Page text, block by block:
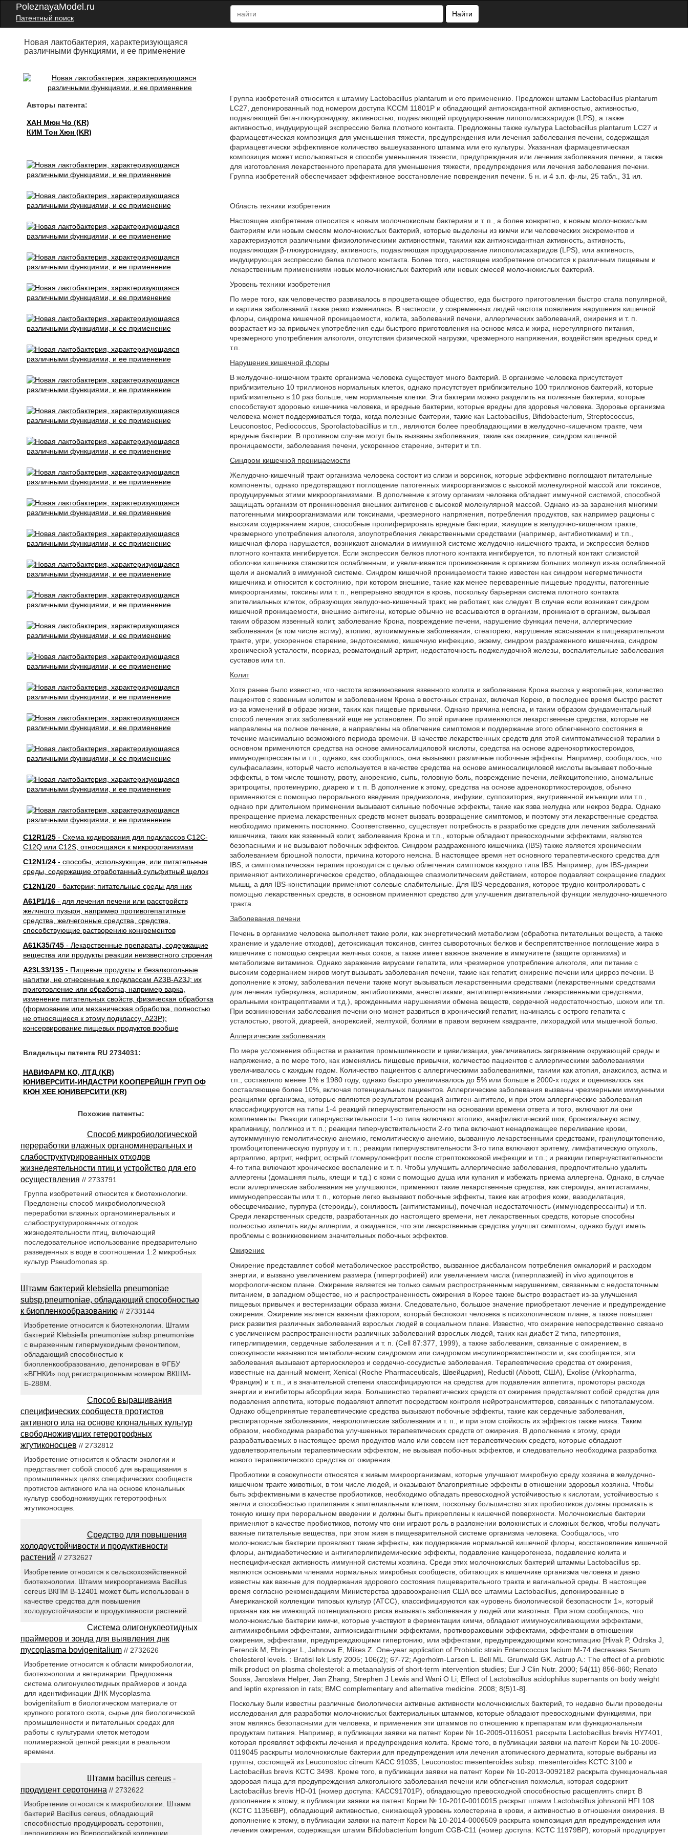
PoleznayaModel.ru
Патентный поиск
Найти
Новая лактобактерия, характеризующаяся
различными функциями, и ее применение
Авторы патента:
ХАН Мюн Чо (KR)
КИМ Тон Хюн (KR)
C12R1/25- Схема кодирования для подклассов C12C-
C12Q или C12S, относящаяся к микроорганизмам
C12N1/24- способы, использующие, или питательные
среды, содержащие отработанный сульфитный щелок
C12N1/20- бактерии; питательные среды для них
A61P1/16- для лечения печени или расстройств
желчного пузыря, например противогепатитные
средства, желчегонные средства, средства,
способствующие растворению конкрементов
A61K35/745- Лекарственные препараты, содержащие
вещества или продукты реакции неизвестного строения
A23L33/135- Пищевые продукты и безалкогольные
напитки, не отнесенные к подклассам A23B-A23J; их
приготовление или обработка, например варка,
изменение питательных свойств, физическая обработка
(формование или механическая обработка, полностью
не относящиеся к этому подклассу, A23P);
консервирование пищевых продуктов вообще
Владельцы патента RU 2734031:
НАВИФАРМ КО, ЛТД (KR)
ЮНИВЕРСИТИ-ИНДАСТРИ КООПЕРЕЙШН ГРУП ОФ
КЮН ХЕЕ ЮНИВЕРСИТИ (KR)
Группа изобретений относится к штамму Lactobacillus plantarum и его применению. Предложен штамм Lactobacillus plantarum
LC27, депонированный под номером доступа KCCM 11801P и обладающий антиоксидантной активностью, активностью,
подавляющей бета-глюкуронидазу, активностью, подавляющей продуцирование липополисахаридов (LPS), а также
активностью, индуцирующей экспрессию белка плотного контакта. Предложены также культура Lactobacillus plantarum LC27 и
фармацевтическая композиция для уменьшения тяжести, предупреждения или лечения заболевания печени, содержащая
фармацевтически эффективное количество вышеуказанного штамма или его культуры. Указанная фармацевтическая
композиция может использоваться в способе уменьшения тяжести, предупреждения или лечения заболевания печени, а также
для изготовления лекарственного препарата для уменьшения тяжести, предупреждения или лечения заболевания печени.
Группа изобретений обеспечивает эффективное восстановление повреждения печени. 5 н. и 4 з.п. ф-лы, 25 табл., 31 ил.
Область техники изобретения
Настоящее изобретение относится к новым молочнокислым бактериям и т. п., а более конкретно, к новым молочнокислым
бактериям или новым смесям молочнокислых бактерий, которые выделены из кимчи или человеческих экскрементов и
характеризуются различными физиологическими активностями, такими как антиоксидантная активность, активность,
подавляющая β-глюкуронидазу, активность, подавляющая продуцирование липополисахаридов (LPS), или активность,
индуцирующая экспрессию белка плотного контакта. Более того, настоящее изобретение относится к различным пищевым и
лекарственным применениям новых молочнокислых бактерий или новых смесей молочнокислых бактерий.
Уровень техники изобретения
По мере того, как человечество развивалось в процветающее общество, еда быстрого приготовления быстро стала популярной,
и картина заболеваний также резко изменилась. В частности, у современных людей частота появления нарушения кишечной
флоры, синдрома кишечной проницаемости, колита, заболеваний печени, аллергических заболеваний, ожирения и т. п.
возрастает из-за привычек употребления еды быстрого приготовления на основе мяса и жира, нерегулярного питания,
чрезмерного употребления алкоголя, отсутствия физической нагрузки, чрезмерного напряжения, воздействия вредных сред и
т.п.
Нарушение кишечной флоры
В желудочно-кишечном тракте организма человека существует много бактерий. В организме человека присутствует
приблизительно 10 триллионов нормальных клеток, однако присутствует приблизительно 100 триллионов бактерий, которые
приблизительно в 10 раз больше, чем нормальные клетки. Эти бактерии можно разделить на полезные бактерии, которые
способствуют здоровью кишечника человека, и вредные бактерии, которые вредны для здоровья человека. Здоровье организма
человека может поддерживаться тогда, когда полезные бактерии, такие как Lactobacillus, Bifidobacterium, Streptococcus,
Leuconostoc, Pediococcus, Sporolactobacillius и т.п., являются более преобладающими в желудочно-кишечном тракте, чем
вредные бактерии. В противном случае могут быть вызваны заболевания, такие как ожирение, синдром кишечной
проницаемости, заболевания печени, ускоренное старение, энтерит и т.п.
Синдром кишечной проницаемости
Желудочно-кишечный тракт организма человека состоит из слизи и ворсинок, которые эффективно поглощают питательные
компоненты, однако предотвращают поглощение патогенных микроорганизмов с высокой молекулярной массой или токсинов,
продуцируемых этими микроорганизмами. В дополнение к этому организм человека обладает иммунной системой, способной
защищать организм от проникновения внешних антигенов с высокой молекулярной массой. Однако из-за заражения многими
патогенными микроорганизмами или токсинами, чрезмерного напряжения, потребления продуктов, как например рационы с
высоким содержанием жиров, способные пролиферировать вредные бактерии, живущие в желудочно-кишечном тракте,
чрезмерного употребления алкоголя, злоупотребления лекарственными средствами (например, антибиотиками) и т.п.,
кишечная флора нарушается, возникают аномалии в иммунной системе желудочно-кишечного тракта, и экспрессия белков
плотного контакта ингибируется. Если экспрессия белков плотного контакта ингибируется, то плотный контакт слизистой
оболочки кишечника становится ослабленным, и увеличивается проникновение в организм больших молекул из-за ослабленной
щели и аномалий в иммунной системе. Синдром кишечной проницаемости также известен как синдром негерметичности
кишечника и относится к состоянию, при котором внешние, такие как менее переваренные пищевые продукты, патогенные
микроорганизмы, токсины или т. п., непрерывно вводятся в кровь, поскольку барьерная система плотного контакта
эпителиальных клеток, образующих желудочно-кишечный тракт, не работает, как следует. В случае если возникает синдром
кишечной проницаемости, внешние антигены, которые обычно не всасываются в организм, проникают в организм, вызывая
таким образом язвенный колит, заболевание Крона, повреждение печени, нарушение функции печени, аллергические
заболевания (в том числе астму), атопию, аутоиммунные заболевания, стеаторею, нарушение всасывания в пищеварительном
тракте, угри, ускоренное старение, эндотоксемию, кишечную инфекцию, экзему, синдром раздраженного кишечника, синдром
хронической усталости, псориаз, ревматоидный артрит, недостаточность поджелудочной железы, воспалительные заболевания
суставов или т.п.
Колит
Хотя ранее было известно, что частота возникновения язвенного колита и заболевания Крона высока у европейцев, количество
пациентов с язвенным колитом и заболеванием Крона в восточных странах, включая Корею, в последнее время быстро растет
из-за изменений в образе жизни, таких как пищевые привычки. Однако причина неясна, и таким образом фундаментальный
способ лечения этих заболеваний еще не установлен. По этой причине применяются лекарственные средства, которые не
направлены на полное лечение, а направлены на облегчение симптомов и поддержание этого облегченного состояния в
течение максимально возможного периода времени. В качестве лекарственных средств для этой симптоматической терапии в
основном применяются средства на основе аминосалициловой кислоты, средства на основе адренокортикостероидов,
иммунодепрессанты и т.п.; однако, как сообщалось, они вызывают различные побочные эффекты. Например, сообщалось, что
сульфасалазин, который часто используется в качестве средства на основе аминосалициловой кислоты вызывает побочные
эффекты, в том числе тошноту, рвоту, анорексию, сыпь, головную боль, повреждение печени, лейкоцитопению, аномальные
эритроциты, протеинурию, диарею и т. п. В дополнение к этому, средства на основе адренокортикостероидов, обычно
применяются с помощью перорального введения преднизолона, инфузии, суппозитория, внутривенной инъекции или т.п.,
однако при длительном применении вызывают сильные побочные эффекты, такие как язва желудка или некроз бедра. Однако
прекращение приема лекарственных средств может вызвать возвращение симптомов, и поэтому эти лекарственные средства
необходимо применять постоянно. Соответственно, существует потребность в разработке средств для лечения заболеваний
кишечника, таких как язвенный колит, заболевания Крона и т.п., которые обладают превосходными эффектами, являются
безопасными и не вызывают побочных эффектов. Синдром раздраженного кишечника (IBS) также является хроническим
заболеванием брюшной полости, причина которого неясна. В настоящее время нет основного терапевтического средства для
IBS, и симптоматическая терапия проводится с целью облегчения симптомов каждого типа IBS. Например, для IBS-диареи
применяют антихолинергическое средство, обладающее спазмолитическим действием, которое подавляет сокращение гладких
мышц, а для IBS-констипации применяют солевые слабительные. Для IBS-чередования, которое трудно контролировать с
помощью лекарственных средств, в основном применяют средство для улучшения двигательной функции желудочно-кишечного
тракта.
Заболевания печени
Печень в организме человека выполняет такие роли, как энергетический метаболизм (обработка питательных веществ, а также
хранение и удаление отходов), детоксикация токсинов, синтез сывороточных белков и беспрепятственное поглощение жира в
кишечнике с помощью секреции желчных соков, а также имеет важное значение в иммунитете (защите организма) и
метаболизме витаминов. Однако заражение вирусами гепатита, или чрезмерное употребление алкоголя, или питание с
высоким содержанием жиров могут вызывать заболевания печени, такие как гепатит, ожирение печени или цирроз печени. В
дополнение к этому, заболевания печени также могут вызываться лекарственными средствами (лекарственными средствами
для лечения туберкулеза, аспирином, антибиотиками, анестетиками, антигипертензивными лекарственными средствами,
оральными контрацептивами и т.д.), врожденными нарушениями обмена веществ, сердечной недостаточностью, шоком или т.п.
При возникновении заболевания печени оно может развиться в хронический гепатит, начинаясь с острого гепатита с
усталостью, рвотой, диареей, анорексией, желтухой, болями в правом верхнем квадранте, лихорадкой или мышечной болью.
Аллергические заболевания
По мере усложнения общества и развития промышленности и цивилизации, увеличивались загрязнение окружающей среды и
напряжение, а по мере того, как изменялись пищевые привычки, количество пациентов с аллергическими заболеваниями
увеличивалось с каждым годом. Количество пациентов с аллергическими заболеваниями, такими как атопия, анаксилоз, астма и
т.п., составляло менее 1% в 1980 году, однако быстро увеличивалось до 5% или больше в 2000-х годах и оценивалось как
составляющее более 10%, включая потенциальных пациентов. Аллергические заболевания вызваны чрезмерными иммунными
реакциями организма, которые являются результатом реакций антиген-антитело, и при этом аллергические заболевания
классифицируются на типы 1-4 реакций гиперчувствительности на основании времени ответа и того, включают ли они
комплементы. Реакции гиперчувствительности 1-го типа включают атопию, анафилактический шок, бронхиальную астму,
крапивницу, поллиноз и т. п.; реакции гиперчувствительности 2-го типа включают ненадлежащее переливание крови,
аутоиммунную гемолитическую анемию, гемолитическую анемию, вызванную лекарственными средствами, гранулоцитопению,
тромбоцитопеническую пурпуру и т. п.; реакции гиперчувствительности 3-го типа включают эритему, лимфатическую опухоль,
артралгию, артрит, нефрит, острый гломерулонефрит после стрептококковой инфекции и т.п.; и реакции гиперчувствительности
4-го типа включают хроническое воспаление и т. п. Чтобы улучшить аллергические заболевания, предпочтительно удалить
аллергены (домашняя пыль, клещи и т.д.) с кожи с помощью душа или купания и избежать приема аллергена. Однако, в случае
если аллергические заболевания не улучшаются, применяют такие лекарственные средства, как стероиды, антигистамины,
иммунодепрессанты или т. п., которые легко вызывают побочные эффекты, такие как атрофия кожи, вазодилатация,
обесцвечивание, пурпура (стероиды), сонливость (антигистамины), почечная недостаточность (иммунодепрессанты) и т.п.
Среди лекарственных средств, разработанных до настоящего времени, нет лекарственных средств, которые способны
полностью излечить виды аллергии, и ожидается, что эти лекарственные средства улучшат симптомы, однако будут иметь
проблемы с возникновением значительных побочных эффектов.
Ожирение
Ожирение представляет собой метаболическое расстройство, вызванное дисбалансом потребления омкалорий и расходом
энергии, и вызвано увеличением размера (гипертрофией) или увеличением числа (гиперплазией) in vivo адипоцитов в
морфологическом плане. Ожирение является не только самым распространенным нарушением, связанным с недостаточным
питанием, в западном обществе, но и распространенность ожирения в Корее также быстро возрастает из-за улучшения
пищевых привычек и вестернизации образа жизни. Следовательно, большое значение приобретают лечение и предупреждение
ожирения. Ожирение является важным фактором, который беспокоит человека в психологическом плане, а также повышает
риск развития различных заболеваний взрослых людей в социальном плане. Известно, что ожирение непосредственно связано
с увеличением распространенности различных заболеваний взрослых людей, таких как диабет 2 типа, гипертония,
гиперлипидемия, сердечные заболевания и т. п. (Cell 87:377, 1999), а также заболевания, связанные с ожирением, в
совокупности называются метаболическим синдромом или синдромом инсулинорезистентности и, как сообщается, эти
заболевания вызывают артериосклероз и сердечно-сосудистые заболевания. Терапевтические средства от ожирения,
известные на данный момент, Xenical (Roche Pharmaceuticals, Швейцария), Reductil (Abbott, США), Exolise (Arkopharma,
Франция) и т. п., и в значительной степени классифицируются на средства для подавления аппетита, промоторы расхода
энергии и ингибиторы абсорбции жира. Большинство терапевтических средств от ожирения представляют собой средства для
подавления аппетита, которые подавляют аппетит посредством контроля нейротрансмиттеров, связанных с гипоталамусом.
Однако общепринятые терапевтические средства вызывают побочные эффекты, такие как сердечные заболевания,
респираторные заболевания, неврологические заболевания и т. п., и при этом стойкость их эффектов также низка. Таким
образом, необходима разработка улучшенных терапевтических средств от ожирения. В дополнение к этому, среди
разрабатываемых в настоящее время продуктов мало или совсем нет терапевтических средств, которые обладают
удовлетворительным терапевтическим эффектом, не вызывая побочных эффектов, и следовательно необходима разработка
нового терапевтического средства от ожирения.
Пробиотики в совокупности относятся к живым микроорганизмам, которые улучшают микробную среду хозяина в желудочно-
кишечном тракте животных, в том числе людей, и оказывают благоприятные эффекты в отношении здоровья хозяина. Чтобы
быть эффективными в качестве пробиотиков, необходимо обладать превосходной устойчивостью к кислотам, устойчивостью к
желчи и способностью прилипания к эпителиальным клеткам, поскольку большинство этих пробиотиков должны проникать в
тонкую кишку при пероральном введении и должны быть прикреплены к кишечной поверхности. Молочнокислые бактерии
применяют в качестве пробиотиков, потому что они играют роль в разложении волокнистых и сложных белков, чтобы получать
важные питательные вещества, при этом живя в пищеварительной системе организма человека. Сообщалось, что
молочнокислые бактерии проявляют такие эффекты, как поддержание нормальной кишечной флоры, восстановление кишечной
флоры, антидиабетические и антигиперлипидемические эффекты, подавление канцерогенеза, подавление колита и
неспецифическая активность иммунной системы хозяина. Среди этих молочнокислых бактерий штаммы Lactobacillus sp.
являются основными членами нормальных микробных сообществ, обитающих в кишечнике организма человека и давно
известны как важные для поддержания здорового состояния пищеварительного тракта и вагинальной среды. В настоящее
время согласно рекомендациям Министерства здравоохранения США все штаммы Lactobacillus, депонированные в
Американской коллекции типовых культур (ATCC), классифицируются как «уровень биологической безопасности 1», который
признан как не имеющий потенциального риска вызывать заболевания у людей или животных. При этом сообщалось, что
молочнокислые бактерии кимчи, которые участвуют в ферментации кимчи, обладают иммуноусиливающими эффектами,
антимикробными эффектами, антиоксидантными эффектами, противораковыми эффектами, эффектами в отношении
ожирения, эффектами, предупреждающими гипертонию, или эффектами, предупреждающими констипацию [Hivak P, Odrska J,
Ferencik M, Ebringer L, Jahnova E, Mikes Z. One-year application of Probiotic strain Enterococcus facium M-74 decreases Serum
cholesterol levels. : Bratisl lek Listy 2005; 106(2); 67-72; Agerholm-Larsen L. Bell ML. Grunwald GK. Astrup A.: The effect of a probiotic
milk product on plasma cholesterol: a metaanalysis of short-term intervention studies; Eur J Clin Nutr. 2000; 54(11) 856-860; Renato
Sousa, Jaroslava Helper, Jian Zhang, Strephen J Lewis and Wani O Li; Effect of Lactobacillus acidophilus supernants on body weight
and leptin expression in rats; BMC complementary and alternative medicine. 2008; 8(5)1-8].
Поскольку были известны различные биологически активные активности молочнокислых бактерий, то недавно были проведены
исследования для разработки молочнокислых бактериальных штаммов, которые обладают превосходными функциями, при
этом являясь безопасными для человека, и применения эти штаммов по отношению к препаратам или функциональным
продуктам питания. Например, в публикации заявки на патент Кореи № 10-2009-0116051 раскрыта Lactobacillus brevis HY7401,
которая проявляет эффекты лечения и предупреждения колита. Кроме того, в публикации заявки на патент Кореи № 10-2006-
0119045 раскрыты молочнокислые бактерии для предупреждения или лечения атопического дерматита, которые выбраны из
группы, состоящей из Leuconostoc citreum KACC 91035, Leuconostoc mesenteroides subsp. mesenteroides KCTC 3100 и
Lactobacillus brevis KCTC 3498. Кроме того, в публикации заявки на патент Кореи № 10-2013-0092182 раскрыта функциональная
здоровая пища для предупреждения алкогольного заболевания печени или облегчения похмелья, которая содержит
Lactobacillus brevis HD-01 (номер доступа: KACC91701P), обладающую превосходной способностью расщеплять спирт. В
дополнение к этому, в публикации заявки на патент Кореи № 10-2010-0010015 раскрыт штамм Lactobacillus johnsonii HFI 108
(KCTC 11356BP), обладающий активностью, снижающей уровень холестерина в крови, и активностью в отношении ожирения. В
дополнение к этому, в публикации заявки на патент Кореи № 10-2014-0006509 раскрыта композиция для предупреждения или
лечения ожирения, содержащая штамм Bifidobacterium longum CGB-C11 (номер доступа: KCTC 11979BP), который продуцирует
Похожие патенты:
Способ микробиологической
переработки влажных органоминеральных и
слабоструктурированных отходов
жизнедеятельности птиц и устройство для его
осуществления // 2733791
Группа изобретений относится к биотехнологии.
Предложены способ микробиологической
переработки влажных органоминеральных и
слабоструктурированных отходов
жизнедеятельности птиц, включающий
последовательное использование предварительно
разведенных в воде в соотношении 1:2 микробных
культур Pseudomonas sp.
Штамм бактерий klebsiella pneumoniae
subsp.pneumoniae, обладающий способностью
к биопленкообразованию// 2733144
Изобретение относится к биотехнологии. Штамм
бактерий Klebsiella pneumoniae subsp.pneumoniae
с выраженным гипермукоидным фенонтипом,
обладающий способностью к
биопленкообразованию, депонирован в ФГБУ
«ВГНКИ» под регистрационным номером ВКШМ-
Б-288М.
Способ выращивания
специфических сообществ протистов
активного ила на основе клональных культур
свободноживущих гетеротрофных
жгутиконосцев // 2732812
Изобретение относится к области экологии и
представляет собой способ для выращивания в
промышленных целях специфических сообществ
протистов активного ила на основе клональных
культур свободноживущих гетеротрофных
жгутиконосцев.
Средство для повышения
холодоустойчивости и продуктивности
растений // 2732627
Изобретение относится к сельскохозяйственной
биотехнологии. Штамм микроорганизма Bacillus
cereus ВКПМ В-12401 может быть использован в
качестве средства для повышения
холодоустойчивости и продуктивности растений.
Система олигонуклеотидных
праймеров и зонда для выявления днк
mycoplasma bovigenitalium// 2732626
Изобретение относится к области микробиологии,
биотехнологии и ветеринарии. Предложена
система олигонуклеотидных праймеров и зонда
для идентификации ДНК Mycoplasma
bovigenitalium в биологическом материале от
крупного рогатого скота, сырье для биологической
промышленности и питательных средах для
работы с культурами клеток методом
полимеразной цепной реакции в реальном
времени.
Штамм bacillus cereus -
продуцент серотонина // 2732622
Изобретение относится к микробиологии. Штамм
бактерий Bacillus cereus, обладающий
способностью продуцировать серотонин,
депонирован во Всероссийской коллекции